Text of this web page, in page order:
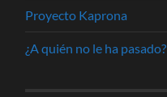
Proyecto Kaprona
¿A quién no le ha pasado?